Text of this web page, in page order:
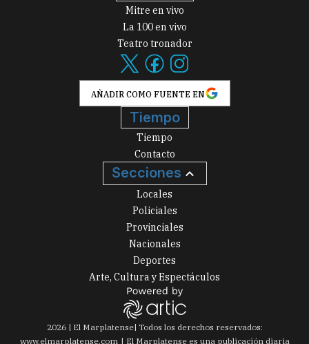
Mitre en vivo
La 100 en vivo
Teatro tronador
AÑADIR COMO FUENTE EN
Tiempo
Tiempo
Contacto
Secciones
Locales
Policiales
Provinciales
Nacionales
Deportes
Arte, Cultura y Espectáculos
2026| El Marplatense| Todos los derechos reservados:
www.elmarplatense.com El Marplatense es una publicación diaria